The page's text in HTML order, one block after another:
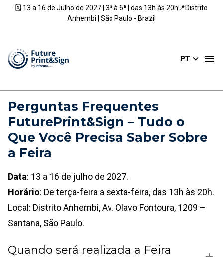
🗓️ 13 a 16 de Julho de 2027 | 3ª à 6ª | das 13h às 20h📍Distrito
Anhembi | São Paulo - Brazil
PT
Perguntas Frequentes
FuturePrint&Sign – Tudo o
Que Você Precisa Saber Sobre
a Feira
Data: 13 a 16 de julho de 2027.
Horário: De terça-feira a sexta-feira, das 13h às 20h.
Local: Distrito Anhembi, Av. Olavo Fontoura, 1209 –
Santana, São Paulo.
Quando será realizada a Feira